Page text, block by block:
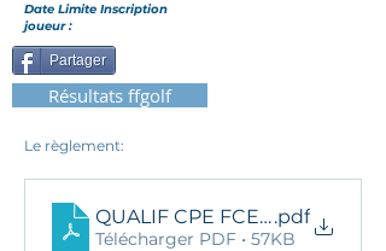
Date Limite Inscription
joueur :
Partager
Résultats ffgolf
Le règlement:
QUALIF CPE FCE NORD
.pdf
Télécharger PDF • 57KB